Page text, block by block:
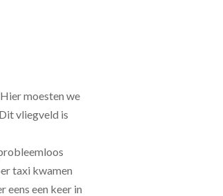
moesten we
vliegveld is
taxi kwamen
eens een keer in